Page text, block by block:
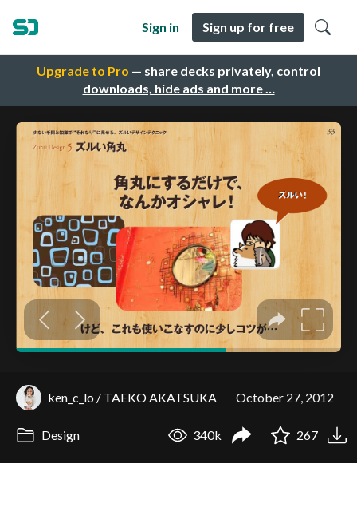
Upgrade to Pro — share decks privately, control
downloads, hide ads and more …
Sign in Sign up for free
ken_c_lo / TAEKO AKATSUKA October 27, 2012
Design 340k 267